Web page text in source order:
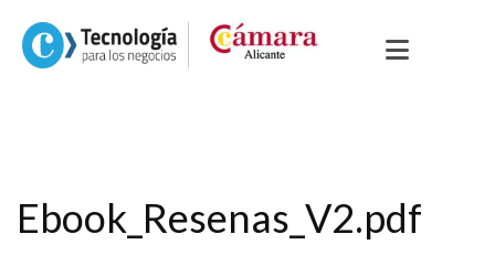
Ebook_Resenas_V2.pdf